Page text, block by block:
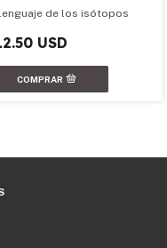
de los isótopos
USD